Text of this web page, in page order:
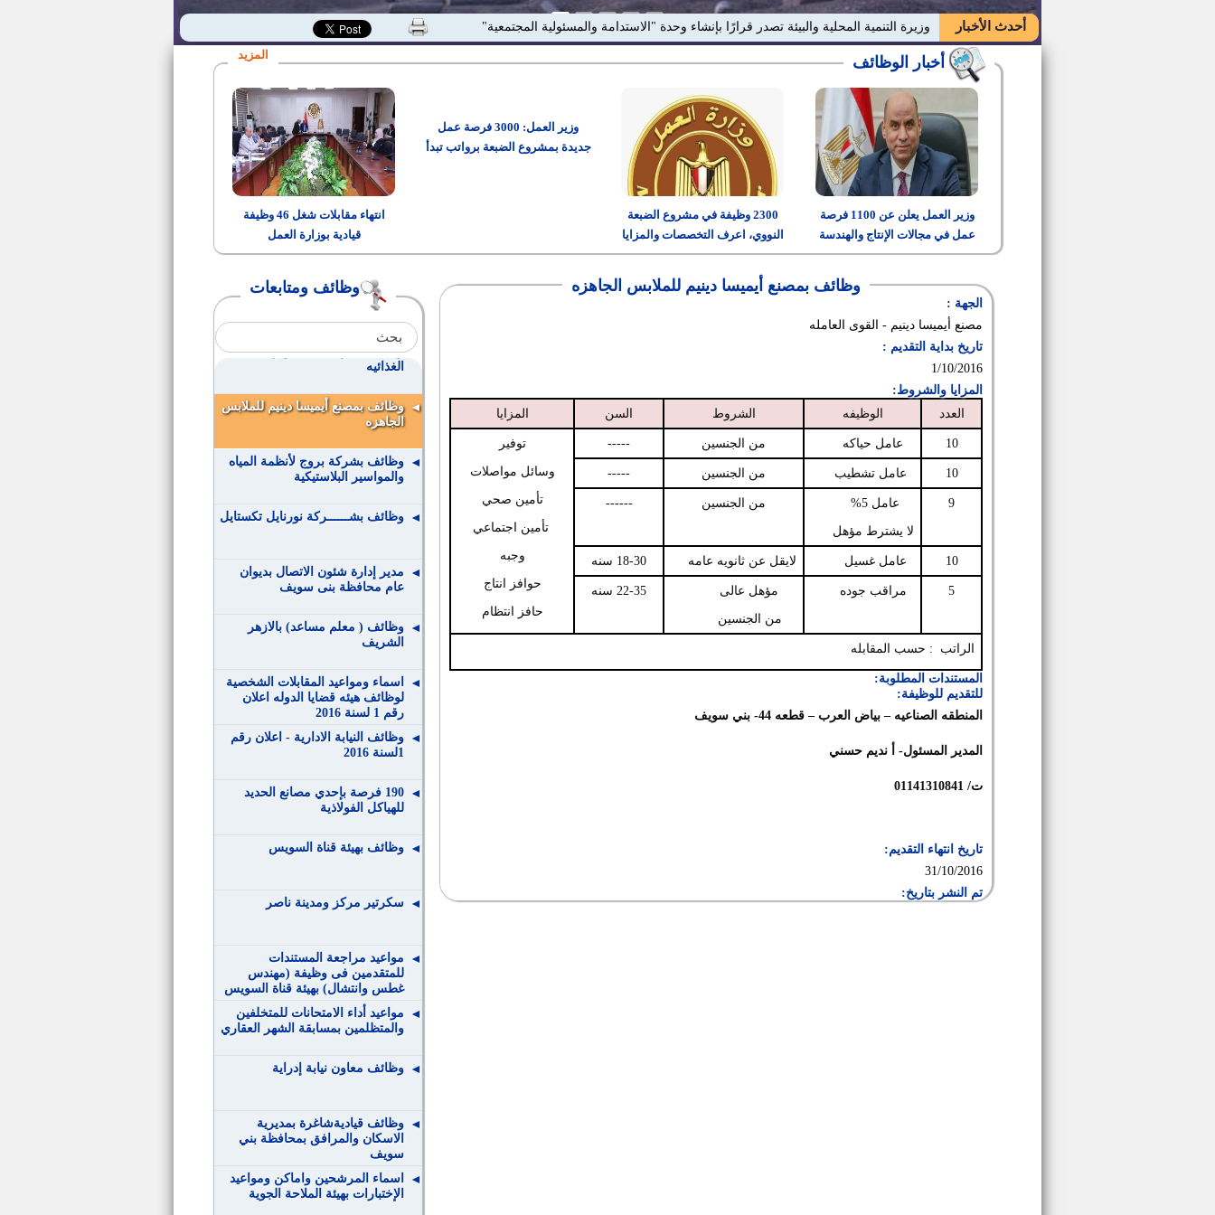
أحدث الأخبار وزيرة التنمية المحلية والبيئة تصدر قرارًا بإنشاء وحدة "الاستدامة والمسئولية المجتمعية"
المزيد
وزير العمل يعلن عن 1100 فرصة
عمل في مجالات الإنتاج والهندسة
والتشغيل
2300 وظيفة في مشروع الضبعة
النووي، اعرف التخصصات والمزايا
وطريقة التقديم
وزير العمل: 3000 فرصة عمل
جديدة بمشروع الضبعة برواتب تبدأ
انتهاء مقابلات شغل 46 وظيفة
قيادية بوزارة العمل
وظائف بمصنع أيميسا دينيم للملابس الجاهزه
الجهة :
مصنع أيميسا دينيم - القوى العامله
تاريخ بداية التقديم :
1/10/2016
المزايا والشروط:
العدد
الوظيفه الشروط السن المزايا
10 عامل حياكه من الجنسين ----- توفير
وسائل مواصلات
تأمين صحي
تأمين اجتماعي
وجبه
حوافز انتاج
حافز انتظام
10 عامل تشطيب من الجنسين -----
9 عامل 5%
لا يشترط مؤهل
من الجنسين ------
10 عامل غسيل لايقل عن ثانويه عامه 18-30 سنه
5 مراقب جوده مؤهل عالى
من الجنسين
22-35 سنه
الراتب : حسب المقابله
المستندات المطلوبة:
للتقديم للوظيفة:
المنطقه الصناعيه – بياض العرب – قطعه 44- بني سويف
المدير المسئول- أ نديم حسني
ت/ 01141310841
تاريخ انتهاء التقديم:
31/10/2016
تم النشر بتاريخ:
وظائف ومتابعات
وظائف بشركة ايديتا للصناعات
الغذائية
ومواعيد ومكان انعقاد الامتحان
لشغل وظيفة كاتب رابع
كشوف أسماء المستبعدين من
مسابقة كاتب رابع
رئيس الإدارة المركزية لشئون
مواعيد المقابلات الشخصية
للمتقدمين لوظيفة مندوب مساعد
سكرتير للوحدة المحلية لمركز
ومدينة ناصر
وظائف بشركه هاف فودز للصناعات
الغذائيه
وظائف بمصنع أيميسا دينيم للملابس
الجاهزه
وظائف بشركة بروج لأنظمة المياه
والمواسير البلاستيكية
وظائف بشــــــركة نورنايل تكستايل
مدير إدارة شئون الاتصال بديوان
عام محافظة بنى سويف
وظائف ( معلم مساعد) بالازهر
الشريف
اسماء ومواعيد المقابلات الشخصية
لوظائف هيئه قضايا الدوله اعلان
رقم 1 لسنة 2016
وظائف النيابة الادارية - اعلان رقم
1لسنة 2016
190 فرصة بإحدي مصانع الحديد
للهياكل الفولاذية
وظائف بهيئة قناة السويس
سكرتير مركز ومدينة ناصر
مواعيد مراجعة المستندات
للمتقدمين فى وظيفة (مهندس
غطس وانتشال) بهيئة قناة السويس
مواعيد أداء الامتحانات للمتخلفين
والمتظلمين بمسابقة الشهر العقاري
وظائف معاون نيابة إدراية
وظائف قياديةشاغرة بمديرية
الاسكان والمرافق بمحافظة بني
سويف
اسماء المرشحين واماكن ومواعيد
الإختبارات بهيئة الملاحة الجوية